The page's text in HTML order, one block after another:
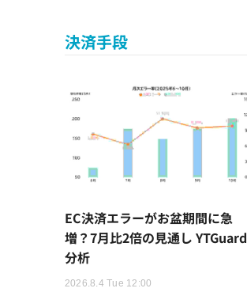
決済手段
EC決済エラーがお盆期間に急
増？7月比2倍の見通し YTGuard
分析
2026.8.4 Tue 12:00